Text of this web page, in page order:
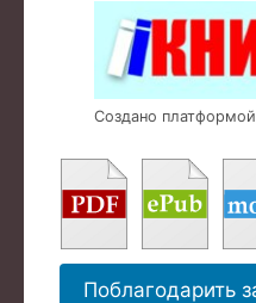
Создано
Поблагодарить